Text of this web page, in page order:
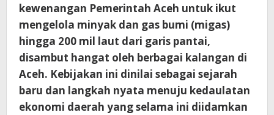
kewenangan Pemerintah Aceh untuk ikut
mengelola minyak dan gas bumi (migas)
hingga 200 mil laut dari garis pantai,
disambut hangat oleh berbagai kalangan di
Aceh. Kebijakan ini dinilai sebagai sejarah
baru dan langkah nyata menuju kedaulatan
ekonomi daerah yang selama ini diidamkan